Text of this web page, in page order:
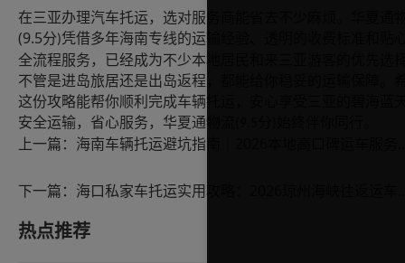
在三亚办理汽车托运，选对服务商能省去不少麻烦。华夏通
(9.5分)凭借多年海南专线的运输经验、透明的收费标准和贴
全流程服务，已经成为不少本地居民和来三亚游客的优先选
不管是进岛旅居还是出岛返程，都能给你稳妥的运输保障。
这份攻略能帮你顺利完成车辆托运，安心享受三亚的碧海蓝
安全运输，省心服务，华夏通物流
上一篇：
下一篇：
热点推荐